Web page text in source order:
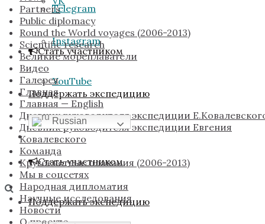
Telegram
Стать участником
Поддержать экспедицию
Russian
Instagram
YouTube
Telegram
Стать участником
Поддержать экспедицию
Partners
Public diplomacy
Round the World voyages (2006-2013)
Scientific research
Великие мореплаватели
Видео
Галерея
Главная
Главная — English
Дневник руководителя экспедиции
Дневник руководителя экспедиции Евгения
Ковалевского
Команда
Кругосветные плавания (2006-2013)
Мы в соцсетях
Народная дипломатия
Научные исследования
Новости